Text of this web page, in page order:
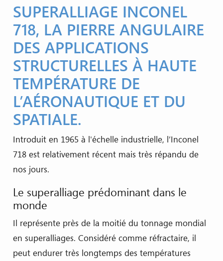
SUPERALLIAGE INCONEL
718, LA PIERRE ANGULAIRE
DES APPLICATIONS
STRUCTURELLES À HAUTE
TEMPÉRATURE DE
L’AÉRONAUTIQUE ET DU
SPATIALE.
Introduit en 1965 à l'échelle industrielle, l’Inconel
718 est relativement récent mais très répandu de
nos jours.
Le superalliage prédominant dans le
monde
Il représente près de la moitié du tonnage mondial
en superalliages. Considéré comme réfractaire, il
peut endurer très longtemps des températures